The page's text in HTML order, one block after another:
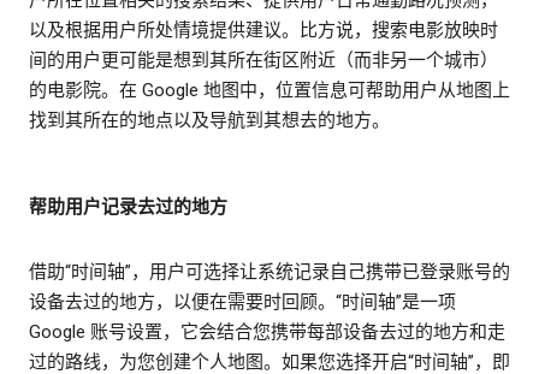
以及根据用户所处情境提供建议。比方说，搜索电影放映时
间的用户更可能是想到其所在街区附近（而非另一个城市）
的电影院。在 Google 地图中，位置信息可帮助用户从地图上
找到其所在的地点以及导航到其想去的地方。
帮助用户记录去过的地方
借助“时间轴”，用户可选择让系统记录自己携带已登录账号的
设备去过的地方，以便在需要时回顾。“时间轴”是一项
Google 账号设置，它会结合您携带每部设备去过的地方和走
过的路线，为您创建个人地图。如果您选择开启“时间轴”，即